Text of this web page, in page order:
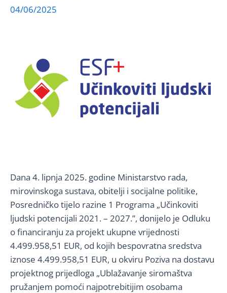
04/06/2025
Dana 4. lipnja 2025. godine Ministarstvo rada,
mirovinskoga sustava, obitelji i socijalne politike,
Posredničko tijelo razine 1 Programa „Učinkoviti
ljudski potencijali 2021. – 2027.”, donijelo je Odluku
o financiranju za projekt ukupne vrijednosti
4.499.958,51 EUR, od kojih bespovratna sredstva
iznose 4.499.958,51 EUR, u okviru Poziva na dostavu
projektnog prijedloga „Ublažavanje siromaštva
pružanjem pomoći najpotrebitijim osobama